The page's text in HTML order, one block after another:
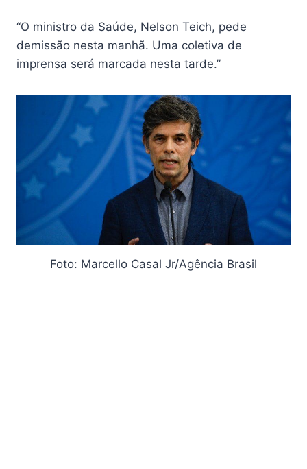
“O ministro da Saúde, Nelson Teich, pede
demissão nesta manhã. Uma coletiva de
imprensa será marcada nesta tarde.”
Foto: Marcello Casal Jr/Agência Brasil